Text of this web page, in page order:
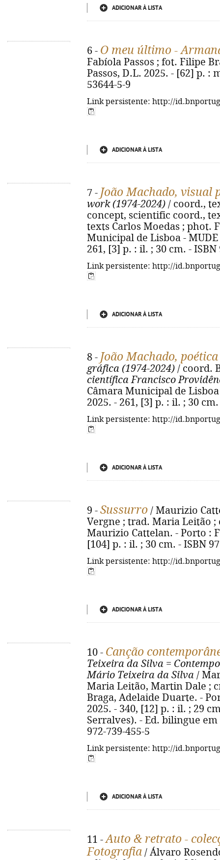
ADICIONAR À LISTA
6 - O meu último -
Fabíola Passos ; fot. Filipe
Passos, D.L. 2025. - [62] p. :
53644-5-9
Link persistente: http://
ADICIONAR À LISTA
7 - João Machado, visual
work (1974-2024) / coord.,
concept, scientific coord.,
texts Carlos Moedas ; phot.
Municipal de Lisboa -
261, [3] p. : il. ; 30 cm. - ISBN
Link persistente: http://
ADICIONAR À LISTA
8 - João Machado,
gráfica (1974-2024) / coord.
científica Francisco
Câmara Municipal de
2025. - 261, [3] p. : il. ; 30
Link persistente: http://
ADICIONAR À LISTA
9 - Sussurro / Maurizio
Vergne ; trad. Maria Leitão
Maurizio Cattelan. - Porto :
[104] p. : il. ; 30 cm. - ISBN
Link persistente: http://
ADICIONAR À LISTA
10 - Canção
Teixeira da Silva =
Mário Teixeira da Silva /
Maria Leitão, Martin Dale ;
Braga, Adelaide Duarte. -
2025. - 340, [12] p. : il. ; 29
Serralves). - Ed. bilingue
972-739-455-5
Link persistente: http://
ADICIONAR À LISTA
11 -Auto & retrato -
Fotografia / Álvaro